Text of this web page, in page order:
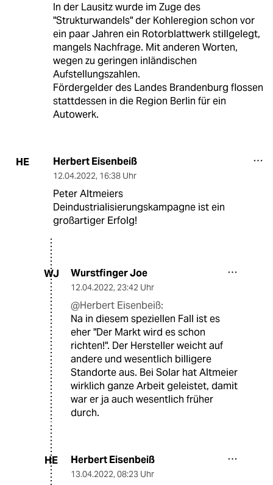
In der Lausitz wurde im Zuge des
"Strukturwandels" der Kohleregion schon vor
ein paar Jahren ein Rotorblattwerk stillgelegt,
mangels Nachfrage. Mit anderen Worten,
wegen zu geringen inländischen
Aufstellungszahlen.
Fördergelder des Landes Brandenburg flossen
stattdessen in die Region Berlin für ein
Autowerk.
HE Herbert Eisenbeiß
12.04.2022, 16:38 Uhr
Peter Altmeiers
Deindustrialisierungskampagne ist ein
großartiger Erfolg!
WJ Wurstfinger Joe
12.04.2022, 23:42 Uhr
@Herbert Eisenbeiß:
Na in diesem speziellen Fall ist es
eher "Der Markt wird es schon
richten!". Der Hersteller weicht auf
andere und wesentlich billigere
Standorte aus. Bei Solar hat Altmeier
wirklich ganze Arbeit geleistet, damit
war er ja auch wesentlich früher
durch.
HE Herbert Eisenbeiß
13.04.2022, 08:23 Uhr